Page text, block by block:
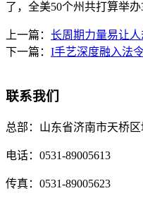
了，全美50个州共打算举办
上一篇： 长周期力量易让人
下一篇： I手艺深度融入法
联系我们
总部： 山东省济南市天桥
电话： 0531-89005613
传真： 0531-89005623